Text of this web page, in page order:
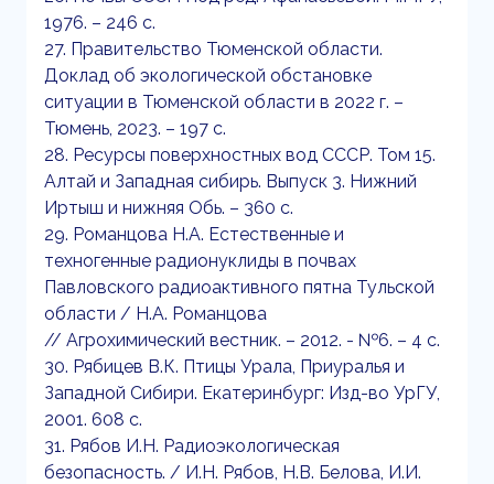
1976. – 246 с.
27. Правительство Тюменской области.
Доклад об экологической обстановке
ситуации в Тюменской области в 2022 г. –
Тюмень, 2023. – 197 с.
28. Ресурсы поверхностных вод СССР. Том 15.
Алтай и Западная сибирь. Выпуск 3. Нижний
Иртыш и нижняя Обь. – 360 с.
29. Романцова Н.А. Естественные и
техногенные радионуклиды в почвах
Павловского радиоактивного пятна Тульской
области / Н.А. Романцова
// Агрохимический вестник. – 2012. - №6. – 4 с.
30. Рябицев В.К. Птицы Урала, Приуралья и
Западной Сибири. Екатеринбург: Изд-во УрГУ,
2001. 608 с.
31. Рябов И.Н. Радиоэкологическая
безопасность. / И.Н. Рябов, Н.В. Белова, И.И.